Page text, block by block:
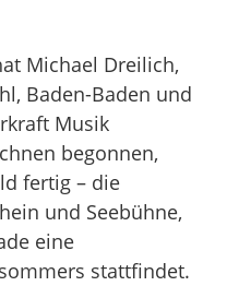
Michael Dreilich,
Baden-Baden und
Musik
begonnen,
fertig – die
und Seebühne,
eine
stattfindet.